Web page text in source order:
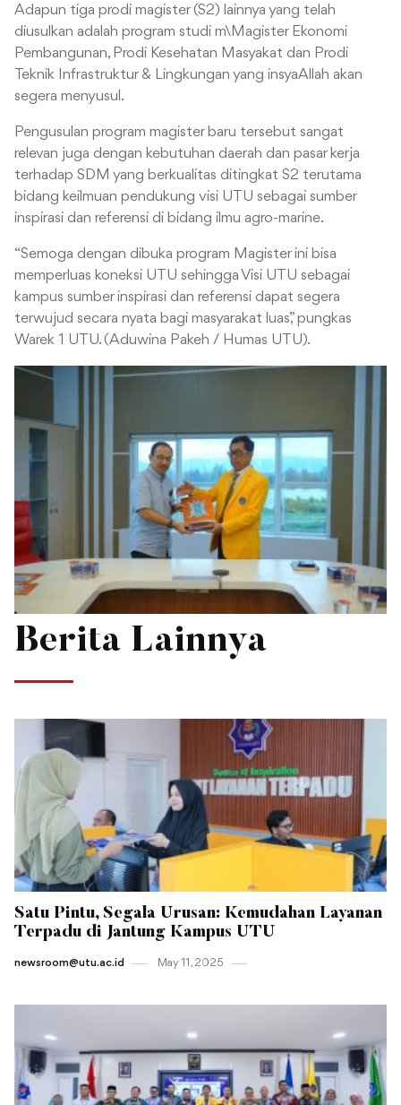
Adapun tiga prodi magister (S2) lainnya yang telah
diusulkan adalah program studi m\Magister Ekonomi
Pembangunan, Prodi Kesehatan Masyakat dan Prodi
Teknik Infrastruktur & Lingkungan yang insyaAllah akan
segera menyusul.
Pengusulan program magister baru tersebut sangat
relevan juga dengan kebutuhan daerah dan pasar kerja
terhadap SDM yang berkualitas ditingkat S2 terutama
bidang keilmuan pendukung visi UTU sebagai sumber
inspirasi dan referensi di bidang ilmu agro-marine.
“Semoga dengan dibuka program Magister ini bisa
memperluas koneksi UTU sehingga Visi UTU sebagai
kampus sumber inspirasi dan referensi dapat segera
terwujud secara nyata bagi masyarakat luas,” pungkas
Warek 1 UTU. (Aduwina Pakeh / Humas UTU).
Berita Lainnya
Satu Pintu, Segala Urusan: Kemudahan Layanan
Terpadu di Jantung Kampus UTU
newsroom@utu.ac.id May 11 , 2025